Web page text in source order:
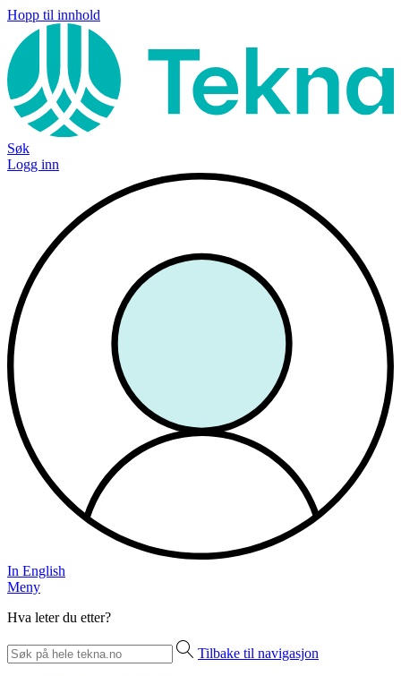
Hopp til innhold
Søk
Logg inn
In English
Meny
Hva leter du etter?
Tilbake til navigasjon